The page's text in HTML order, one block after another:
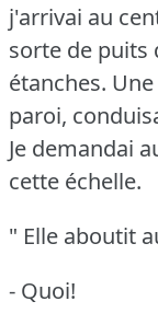
j'arrivai au
sorte de puits
étanches.
paroi,
Je demandai
cette échelle.
" Elle aboutit
- Quoi!